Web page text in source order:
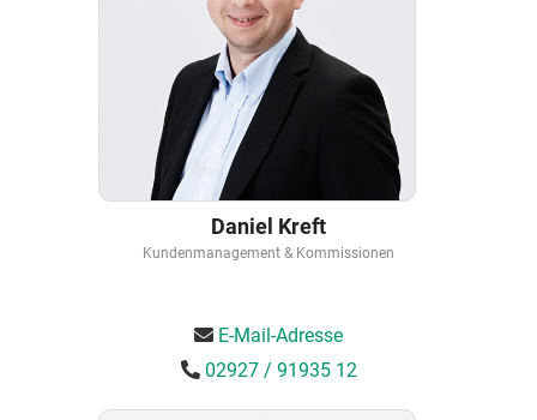
Daniel Kreft
Kundenmanagement & Kommissionen
E-Mail-Adresse
02927 / 91935 12